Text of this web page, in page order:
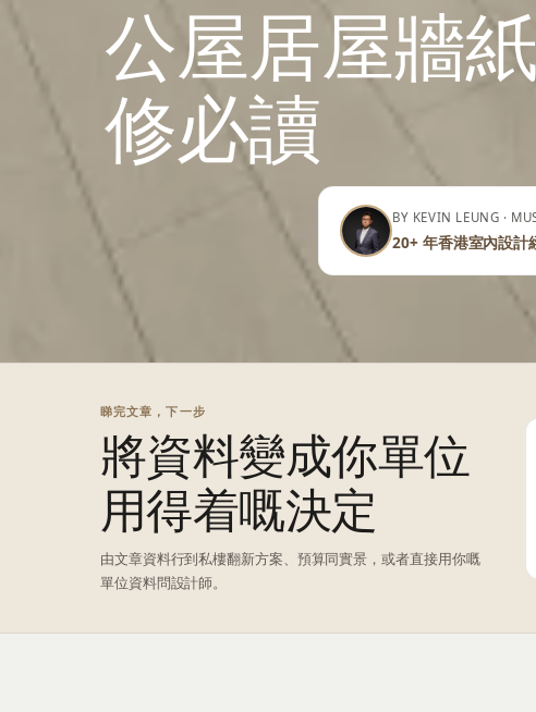
公屋居屋牆
修必讀
BY KEVIN LEUNG ·
20+ 年香港室內設計
睇完文章，下一步
將資料變成你單位
用得着嘅決定
由文章資料行到私樓翻新方案、預算同實景，或者直接用你嘅
單位資料問設計師。